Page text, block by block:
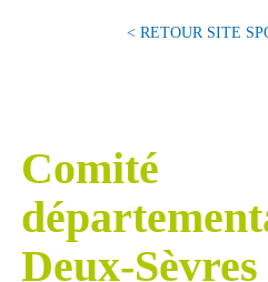
< RETOUR SITE
Comité
Deux-Sèvres